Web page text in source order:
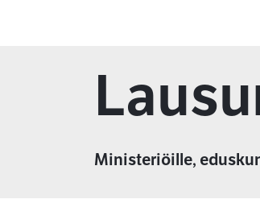
Ministeriöille,